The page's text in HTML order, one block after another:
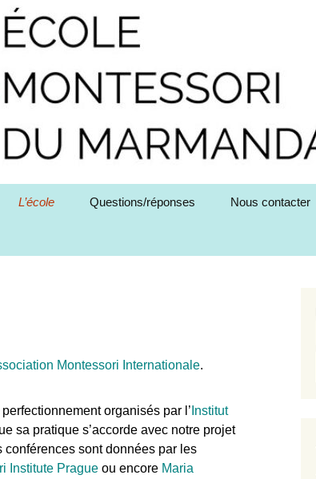
L’aire du matériel
Sensoriel
L’aire de Langage
L’aire de Mathématiques
L’école
Inscription et tarifs
Questions/réponses Nous contacter
Montessori Internationale.
organisés par l’ Institut
sa pratique s’accorde avec notre projet
sont données par les
Institute Prague ou encore Maria